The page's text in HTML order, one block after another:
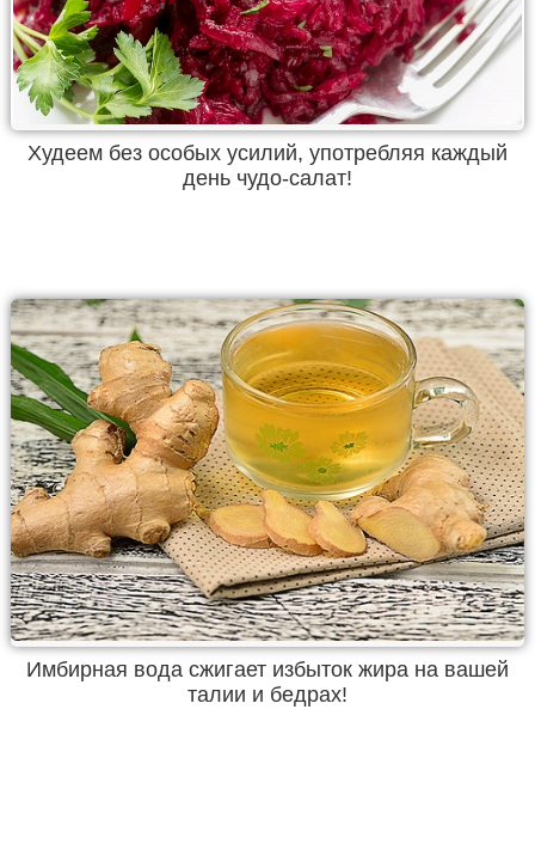
Худеем без особых усилий, употребляя каждый
день чудо-салат!
Имбирная вода сжигает избыток жира на вашей
талии и бедрах!